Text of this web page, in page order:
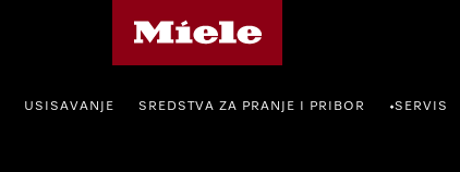
USISAVANJE SREDSTVA ZA PRANJE I PRIBOR •SERVIS